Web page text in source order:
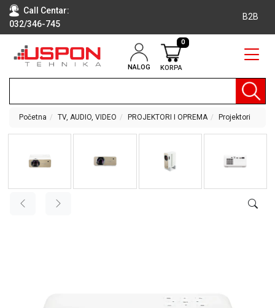
Call Centar:
032/346-745
B2B
NALOG KORPA
0
RAČUNARI
TEHNIKA
AUDIO,
VIDEO
Početna TV, AUDIO, VIDEO PROJEKTORI I OPREMA Projektori